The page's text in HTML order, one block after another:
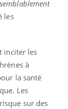
les
inciter les
à
la santé
Les
sur des